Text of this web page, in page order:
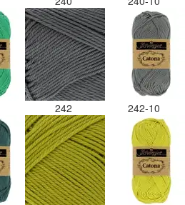
242 242-10